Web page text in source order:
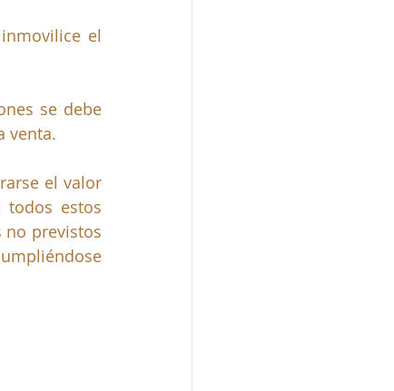
el
se debe
venta.
el valor
estos
no previstos